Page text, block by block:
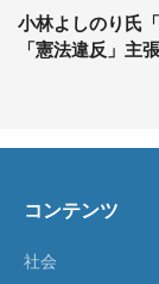
小林よしのり氏
「憲法違反」主張
コンテンツ
社会